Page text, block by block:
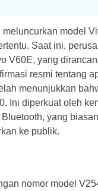
meluncurkan model
Saat ini,
V60E, yang
resmi tentang
menunjukkan
Ini diperkuat oleh
yang
ke publik.
nomor model